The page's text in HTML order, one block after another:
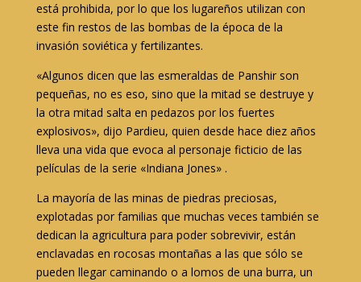
está prohibida, por lo que los lugareños utilizan con
este fin restos de las bombas de la época de la
invasión soviética y fertilizantes.
«Algunos dicen que las esmeraldas de Panshir son
pequeñas, no es eso, sino que la mitad se destruye y
la otra mitad salta en pedazos por los fuertes
explosivos», dijo Pardieu, quien desde hace diez años
lleva una vida que evoca al personaje ficticio de las
películas de la serie «Indiana Jones» .
La mayoría de las minas de piedras preciosas,
explotadas por familias que muchas veces también se
dedican la agricultura para poder sobrevivir, están
enclavadas en rocosas montañas a las que sólo se
pueden llegar caminando o a lomos de una burra, un